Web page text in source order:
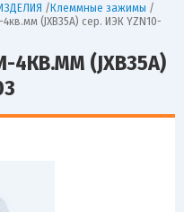
/Клеммные зажимы /
(JXB35А) сер. ИЭК YZN10-
(JXB35А)